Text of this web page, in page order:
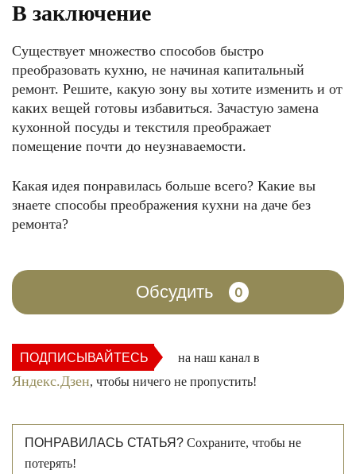
В заключение
Существует множество способов быстро
преобразовать кухню, не начиная капитальный
ремонт. Решите, какую зону вы хотите изменить и от
каких вещей готовы избавиться. Зачастую замена
кухонной посуды и текстиля преображает
помещение почти до неузнаваемости.
Какая идея понравилась больше всего? Какие вы
знаете способы преображения кухни на даче без
ремонта?
Обсудить 0
ПОДПИСЫВАЙТЕСЬ на наш канал в
Яндекс.Дзен, чтобы ничего не пропустить!
ПОНРАВИЛАСЬ СТАТЬЯ? Сохраните, чтобы не
потерять!